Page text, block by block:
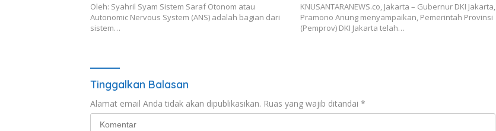
Oleh: Syahril Syam Sistem Saraf Otonom atau
Autonomic Nervous System (ANS) adalah bagian dari
sistem…
KNUSANTARANEWS.co, Jakarta – Gubernur DKI Jakarta,
Pramono Anung menyampaikan, Pemerintah Provinsi
(Pemprov) DKI Jakarta telah…
Tinggalkan Balasan
Alamat email Anda tidak akan dipublikasikan. Ruas yang wajib ditandai *